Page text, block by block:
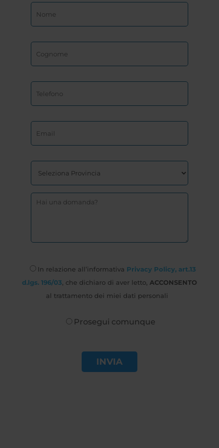
In relazione all’informativa Privacy Policy, art.13
d.lgs. 196/03 , che dichiaro di aver letto, ACCONSENTO
al trattamento dei miei dati personali
Prosegui comunque